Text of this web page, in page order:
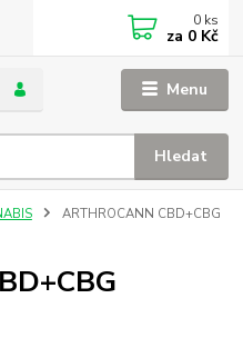
Menu
Hledat
0 ks
za 0 Kč
ARTHROCANN CBD+CBG